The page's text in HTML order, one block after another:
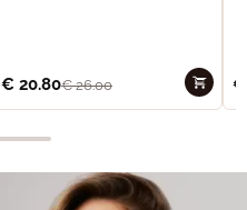
€ 20.80€26.00 €